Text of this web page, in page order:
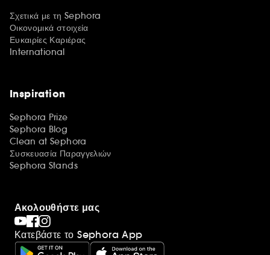
Σχετικά με τη Sephora
Οικονομικά στοιχεία
Ευκαιρίες Καριέρας
International
Inspiration
Sephora Prize
Sephora Blog
Clean at Sephora
Συσκευασία Παραγγελιών
Sephora Stands
Ακολουθήστε μας
Κατεβάστε το Sephora App